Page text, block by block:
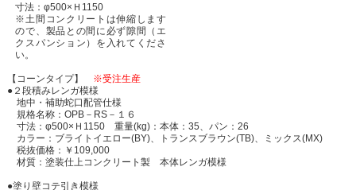
寸法：φ500×Ｈ1150
※土間コンクリートは伸縮します
ので、製品との間に必ず隙間（エ
クスパンション）を入れてくださ
い。
【コーンタイプ】 ※受注生産
●２段積みレンガ模様
地中・補助蛇口配管仕様
規格名称：OPB－RS－１６
寸法：φ500×Ｈ1150 重量(kg)：本体：35、パン：26
カラー：ブライトイエロー(BY)、トランスブラウン(TB)、ミックス(MX)
税抜価格：￥109,000
材質：塗装仕上コンクリート製 本体レンガ模様
●塗り壁コテ引き模様